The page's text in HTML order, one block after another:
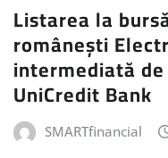
Listarea la
românești
intermediată de
UniCredit Bank
SMARTfinancial